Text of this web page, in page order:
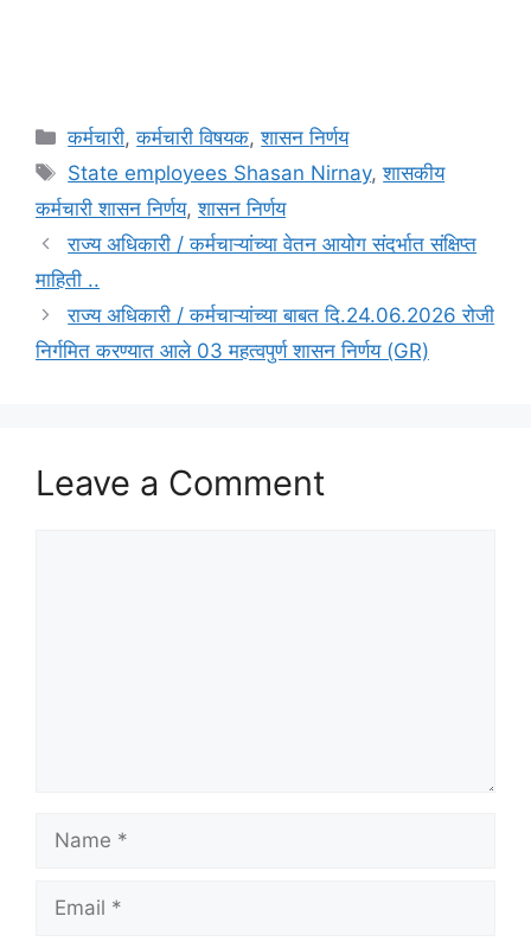
Categories
कर्मचारी,कर्मचारी विषयक,शासन निर्णय
Tags
State employees Shasan Nirnay,शासकीय
कर्मचारी शासन निर्णय,शासन निर्णय
राज्य अधिकारी / कर्मचाऱ्यांच्या वेतन आयोग संदर्भात संक्षिप्त
माहिती ..
राज्य अधिकारी / कर्मचाऱ्यांच्या बाबत दि.24.06.2026 रोजी
निर्गमित करण्यात आले 03 महत्वपुर्ण शासन निर्णय (GR)
Leave a Comment
Name
Email